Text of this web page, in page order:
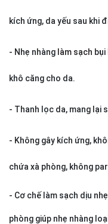
kích ứng, da yếu sau khi
- Nhẹ nhàng làm sạch
khô căng cho da.
- Thanh lọc da, mang lại
- Không gây kích ứng,
chứa xà phòng, không
- Cơ chế làm sạch dịu
phòng giúp nhẹ nhàng